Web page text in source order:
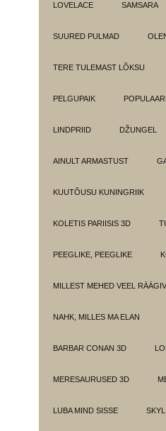
LOVELACE SAMSARA
SUURED PULMAD
TERE TULEMAST LÕKSU
PELGUPAIK
LINDPRIID DŽUNGEL
AINULT ARMASTUST
KUUTÕUSU KUNINGRIIK
KOLETIS PARIISIS 3D
PEEGLIKE, PEEGLIKE
MILLEST MEHED VEEL
NAHK, MILLES MA ELAN
BARBAR CONAN 3D
MERESAURUSED 3D
LUBA MIND SISSE